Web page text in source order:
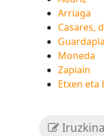
Arriaga
Casares,
Moneda
Zapiain
Etxen